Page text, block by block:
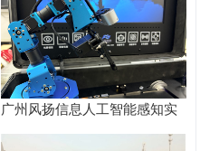
广州风扬信息人工智能感知实
验箱测评解析